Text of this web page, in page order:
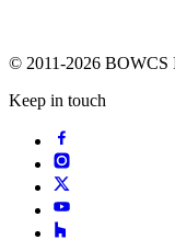
© 2011-2026 BOWCS
Keep in touch